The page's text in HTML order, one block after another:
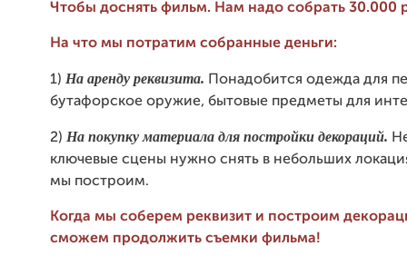
Чтобы доснять фильм. Нам надо собрать 30.000
На что мы потратим собранные деньги:
1) На аренду реквизита.
Понадобится одежда для
бутафорское оружие, бытовые предметы для
2) На покупку материала для постройки декораций.
ключевые сцены нужно снять в небольших
мы построим.
Когда мы соберем реквизит и построим
сможем продолжить съемки фильма!